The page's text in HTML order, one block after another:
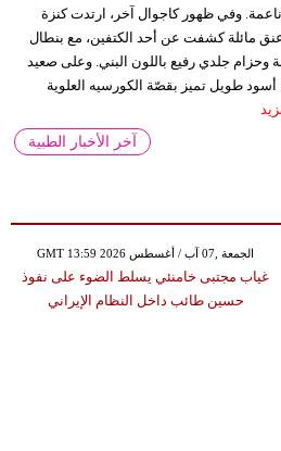
وفي ظهور كاجوال آخر، ارتدت كنزة
عنق مائلة كشفت عن أحد الكتفين، مع بنطال
جلدي رفيع باللون البني. وعلى صعيد
أسود طويل تميز بقصّة الكورسيه العلوية
آخر الأخبار الطبية
GMT 13:59 2026 الجمعة ,07 آب / أغسطس
غياب مجتبى خامنئي يسلط الضوء على نفوذ
حسين طائب داخل النظام الإيراني